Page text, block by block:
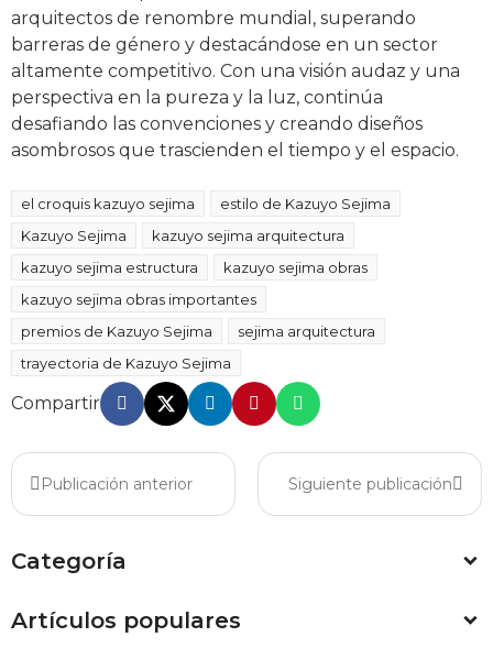
arquitectos de renombre mundial, superando
barreras de género y destacándose en un sector
altamente competitivo. Con una visión audaz y una
perspectiva en la pureza y la luz, continúa
desafiando las convenciones y creando diseños
asombrosos que trascienden el tiempo y el espacio.
el croquis kazuyo sejima
estilo de Kazuyo Sejima
Kazuyo Sejima
kazuyo sejima arquitectura
kazuyo sejima estructura
kazuyo sejima obras
kazuyo sejima obras importantes
premios de Kazuyo Sejima
sejima arquitectura
trayectoria de Kazuyo Sejima
Compartir
Publicación anterior Siguiente publicación
Categoría
Artículos populares